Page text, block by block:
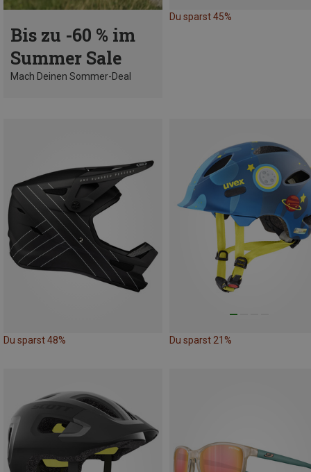
Bis zu -60 % im
Summer Sale
Mach Deinen Sommer-Deal
Du sparst 45%
Du sparst 48% Du sparst 21%